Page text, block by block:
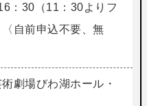
：30（11：30よりフ
自前申込不要、無
劇場びわ湖ホール・